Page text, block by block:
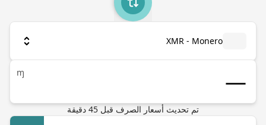
XMR - Monero
ɱ
تم تحديث أسعار الصرف قبل 45 دقيقة